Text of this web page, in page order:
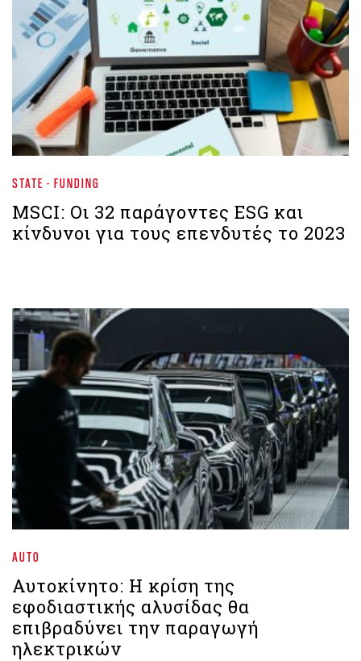
STATE - FUNDING
MSCI: Οι 32 παράγοντες ESG και
κίνδυνοι για τους επενδυτές το 2023
AUTO
Αυτοκίνητο: Η κρίση της
εφοδιαστικής αλυσίδας θα
επιβραδύνει την παραγωγή
ηλεκτρικών